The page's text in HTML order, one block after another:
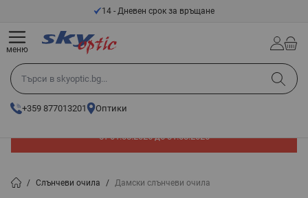
Прескачане към съдържанието14 - Дневен срок за връщане
Търси в skyoptic.bg...
+359 877013201 Оптики
меню
от 01.08.2026 до 31.08.2026
/ Слънчеви очила / Дамски слънчеви очила